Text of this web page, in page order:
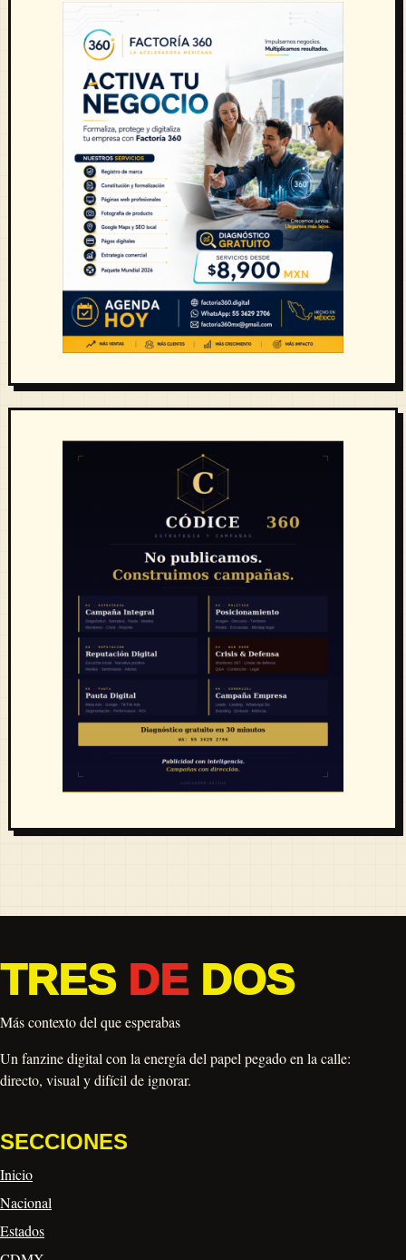
TRES DEDOS
Más contexto del que esperabas
Un fanzine digital con la energía del papel pegado en la calle:
directo, visual y difícil de ignorar.
SECCIONES
Inicio
Nacional
Estados